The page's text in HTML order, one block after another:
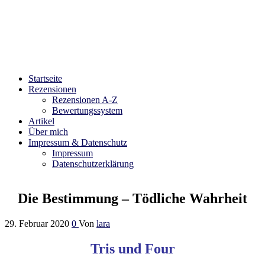
Startseite
Rezensionen
Rezensionen A-Z
Bewertungssystem
Artikel
Über mich
Impressum & Datenschutz
Impressum
Datenschutzerklärung
Die Bestimmung – Tödliche Wahrheit
29. Februar 2020 0 Von lara
Tris und Four